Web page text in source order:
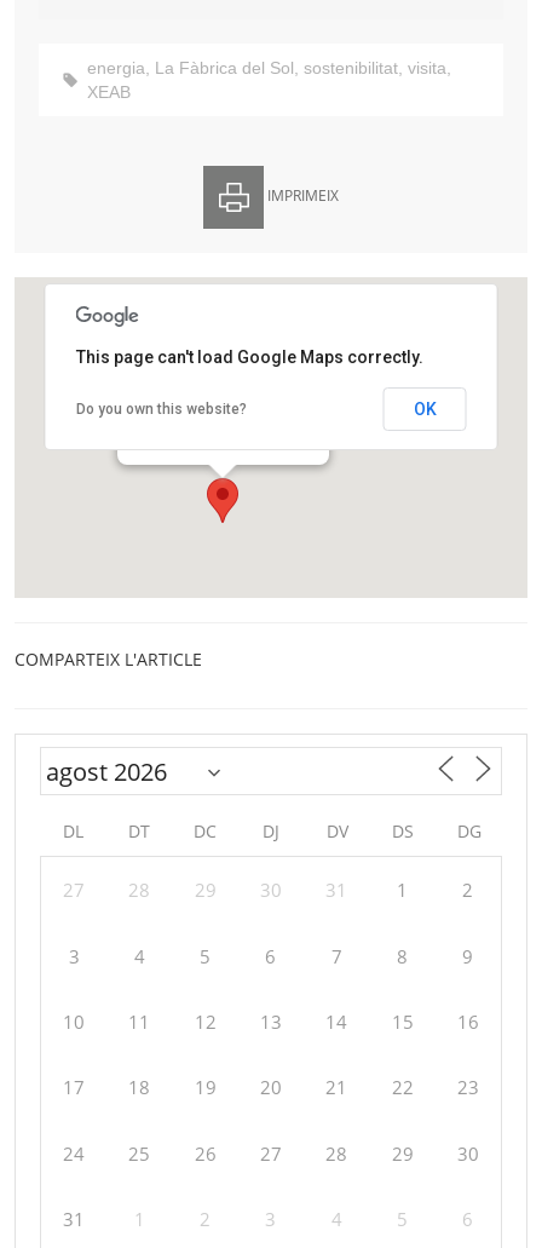
energia, La Fàbrica del Sol, sostenibilitat, visita,
XEAB
IMPRIMEIX
La Fàbrica del Sol
Passeig de Salvat Papasseit, 1,
This page can't load Google Maps correctly.
Do you own this website? OK
COMPARTEIX L'ARTICLE
DL DT DC DJ DV DS DG
27 28 29 30 31 1 2
3 4 5 6 7 8 9
10 11 12 13 14 15 16
17 18 19 20 21 22 23
24 25 26 27 28 29 30
31 1 2 3 4 5 6